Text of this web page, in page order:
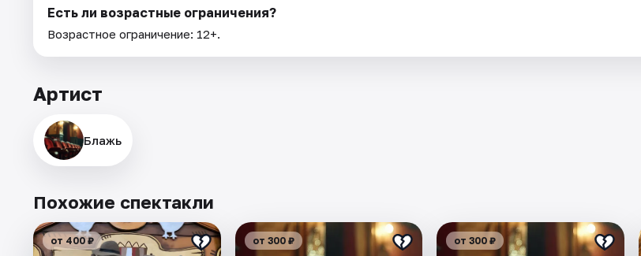
Есть ли возрастные ограничения?
Возрастное ограничение: 12+.
Артист
Блажь
Похожие спектакли
от 400 ₽ от 300 ₽ от 300 ₽